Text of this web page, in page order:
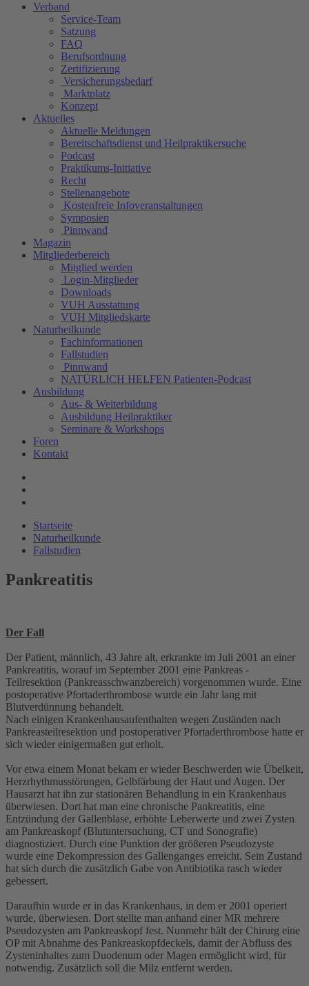
Verband
Service-Team
Satzung
FAQ
Berufsordnung
Zertifizierung
Versicherungsbedarf
Marktplatz
Konzept
Aktuelles
Aktuelle Meldungen
Bereitschaftsdienst und Heilpraktikersuche
Podcast
Praktikums-Initiative
Recht
Stellenangebote
Kostenfreie Infoveranstaltungen
Symposien
Pinnwand
Magazin
Mitgliederbereich
Mitglied werden
Login-Mitglieder
Downloads
VUH Ausstattung
VUH Mitgliedskarte
Naturheilkunde
Fachinformationen
Fallstudien
Pinnwand
NATÜRLICH HELFEN Patienten-Podcast
Ausbildung
Aus- & Weiterbildung
Ausbildung Heilpraktiker
Seminare & Workshops
Foren
Kontakt
Startseite
Naturheilkunde
Fallstudien
Pankreatitis
Der Fall
Der Patient, männlich, 43 Jahre alt, erkrankte im Juli 2001 an einer
Pankreatitis, worauf im September 2001 eine Pankreas -
Teilresektion (Pankreasschwanzbereich) vorgenommen wurde. Eine
postoperative Pfortaderthrombose wurde ein Jahr lang mit
Blutverdünnung behandelt.
Nach einigen Krankenhausaufenthalten wegen Zuständen nach
Pankreasteilresektion und postoperativer Pfortaderthrombose hatte er
sich wieder einigermaßen gut erholt.
Vor etwa einem Monat bekam er wieder Beschwerden wie Übelkeit,
Herzrhythmusstörungen, Gelbfärbung der Haut und Augen. Der
Hausarzt hat ihn zur stationären Behandlung in ein Krankenhaus
überwiesen. Dort hat man eine chronische Pankreatitis, eine
Entzündung der Gallenblase, erhöhte Leberwerte und zwei Zysten
am Pankreaskopf (Blutuntersuchung, CT und Sonografie)
diagnostiziert. Durch eine Punktion der größeren Pseudozyste
wurde eine Dekompression des Gallenganges erreicht. Sein Zustand
hat sich durch die zusätzlich Gabe von Antibiotika rasch wieder
gebessert.
Daraufhin wurde er in das Krankenhaus, in dem er 2001 operiert
wurde, überwiesen. Dort stellte man anhand einer MR mehrere
Pseudozysten am Pankreaskopf fest. Nunmehr hält der Chirurg eine
OP mit Abnahme des Pankreaskopfdeckels, damit der Abfluss des
Zysteninhaltes zum Duodenum oder Magen ermöglicht wird, für
notwendig. Zusätzlich soll die Milz entfernt werden.